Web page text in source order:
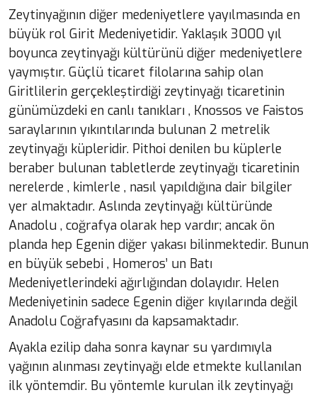
Zeytinyağının diğer medeniyetlere yayılmasında en
büyük rol Girit Medeniyetidir. Yaklaşık 3000 yıl
boyunca zeytinyağı kültürünü diğer medeniyetlere
yaymıştır. Güçlü ticaret filolarına sahip olan
Giritlilerin gerçekleştirdiği zeytinyağı ticaretinin
günümüzdeki en canlı tanıkları , Knossos ve Faistos
saraylarının yıkıntılarında bulunan 2 metrelik
zeytinyağı küpleridir. Pithoi denilen bu küplerle
beraber bulunan tabletlerde zeytinyağı ticaretinin
nerelerde , kimlerle , nasıl yapıldığına dair bilgiler
yer almaktadır. Aslında zeytinyağı kültüründe
Anadolu , coğrafya olarak hep vardır; ancak ön
planda hep Egenin diğer yakası bilinmektedir. Bunun
en büyük sebebi , Homeros’ un Batı
Medeniyetlerindeki ağırlığından dolayıdır. Helen
Medeniyetinin sadece Egenin diğer kıyılarında değil
Anadolu Coğrafyasını da kapsamaktadır.
Ayakla ezilip daha sonra kaynar su yardımıyla
yağının alınması zeytinyağı elde etmekte kullanılan
ilk yöntemdir. Bu yöntemle kurulan ilk zeytinyağı